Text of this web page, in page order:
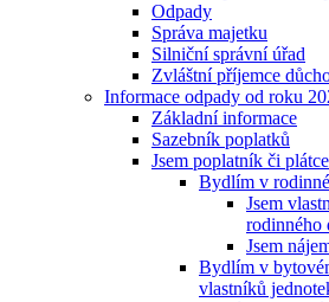
Odpady
Správa majetku
Silniční správní úřad
Zvláštní příjemce
Informace odpady od roku
Základní informace
Sazebník poplatků
Jsem poplatník či
Bydlím v
Jsem
rodinného
Jsem
Bydlím v
vlastníků